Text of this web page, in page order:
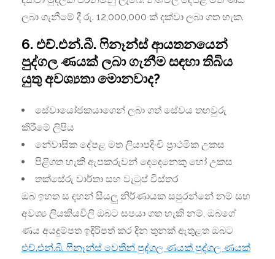
ලබා ගැනීමේ දී රු. 12,000,000 ක් දක්වා ලබා ගත හැක.
6. එච්.එන්.බී. ෆිනෑන්ස් ආයතනයෙන්
පුද්ගල ණයක් ලබා ගැනීම සඳහා තිබිය
යුතු අවශ්‍යතා මොනවාද?
සේවායෝජකයාගෙන් ලබා ගත් සේවය තහවුරු
කිරීමේ ලිපිය
නේවාසික දේපළ මත ලියාපදිංචි ප්‍රාථමික උකස
පිළිගත හැකි ඇපකරුවන් දෙදෙනෙකු හෝ උකස
තක්සේරු වාර්තා සහ වැටුප් විස්තර
ඔබ ඉහත ස ඳහන් සියලු නිර්ණායක සපුරන්නේ නම් සහ
අවශ්‍ය ලියකියවිලි ඔබට සපයා ගත හැකි නම්, ඔබගේ
ණය අයදුම්පත ඉදිරිපත් කර දින තුනක් ඇතුළත ඔබට
එච්.එන්.බී. ෆිනෑන්ස් වෙතින් පුද්ගල ණයක් පුද්ගල ණයක්